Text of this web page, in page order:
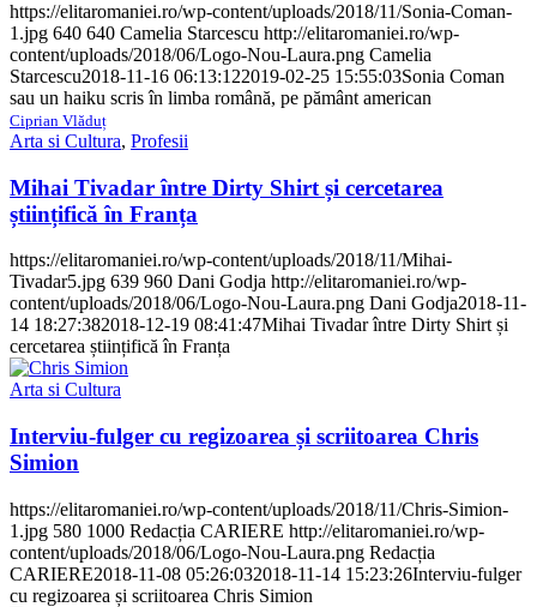
https://elitaromaniei.ro/wp-content/uploads/2018/11/Sonia-Coman-
1.jpg 640 640 Camelia Starcescu http://elitaromaniei.ro/wp-
content/uploads/2018/06/Logo-Nou-Laura.png Camelia
Starcescu2018-11-16 06:13:122019-02-25 15:55:03Sonia Coman
sau un haiku scris în limba română, pe pământ american
Ciprian Vlăduț
Arta si Cultura, Profesii
Mihai Tivadar între Dirty Shirt și cercetarea
științifică în Franța
https://elitaromaniei.ro/wp-content/uploads/2018/11/Mihai-
Tivadar5.jpg 639 960 Dani Godja http://elitaromaniei.ro/wp-
content/uploads/2018/06/Logo-Nou-Laura.png Dani Godja2018-11-
14 18:27:382018-12-19 08:41:47Mihai Tivadar între Dirty Shirt și
cercetarea științifică în Franța
Arta si Cultura
Interviu-fulger cu regizoarea și scriitoarea Chris
Simion
https://elitaromaniei.ro/wp-content/uploads/2018/11/Chris-Simion-
1.jpg 580 1000 Redacția CARIERE http://elitaromaniei.ro/wp-
content/uploads/2018/06/Logo-Nou-Laura.png Redacția
CARIERE2018-11-08 05:26:032018-11-14 15:23:26Interviu-fulger
cu regizoarea și scriitoarea Chris Simion